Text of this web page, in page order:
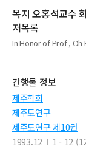
목지 오홍석교수
저목록
In Honor of Prof , Oh
간행물 정보
제주학회
제주도연구
제주도연구 제10권
1993.12
1 - 12